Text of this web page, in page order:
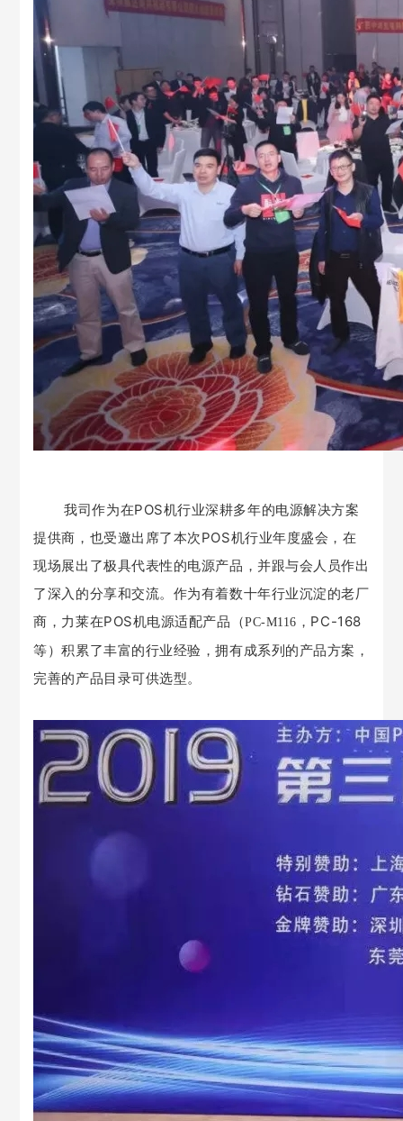
我司作为在POS机行业深耕多年的电源解决方案
提供商，也受邀出席了本次POS机行业年度盛会， 在
现场展出了极具代表性的电源产品，并跟与会人员作出
了深入的分享和交流。 作为有着数十年行业沉淀的老厂
商， 力莱在POS机电源适配产品 （PC-M116 ，PC-168
等）积累了丰富的行业经验，拥有成系列的产品方案 ，
完善的产品目录可供选型。